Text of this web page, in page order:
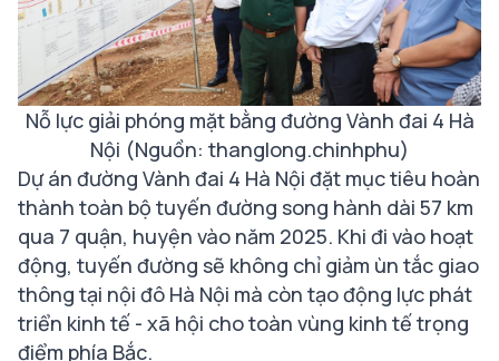
Nỗ lực giải phóng mặt bằng đường Vành đai 4 Hà
Nội (Nguồn: thanglong.chinhphu)
Dự án đường Vành đai 4 Hà Nội đặt mục tiêu hoàn
thành toàn bộ tuyến đường song hành dài 57 km
qua 7 quận, huyện vào năm 2025. Khi đi vào hoạt
động, tuyến đường sẽ không chỉ giảm ùn tắc giao
thông tại nội đô Hà Nội mà còn tạo động lực phát
triển kinh tế - xã hội cho toàn vùng kinh tế trọng
điểm phía Bắc.